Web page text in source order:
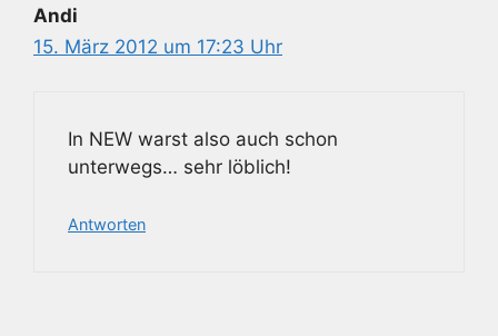
Andi
15. März 2012 um 17:23 Uhr
In NEW warst also auch schon
unterwegs… sehr löblich!
Antworten